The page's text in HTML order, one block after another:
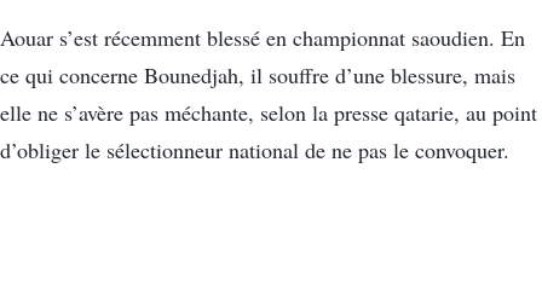
Aouar s’est récemment blessé en championnat saoudien. En
ce qui concerne Bounedjah, il souffre d’une blessure, mais
elle ne s’avère pas méchante, selon la presse qatarie, au point
d’obliger le sélectionneur national de ne pas le convoquer.